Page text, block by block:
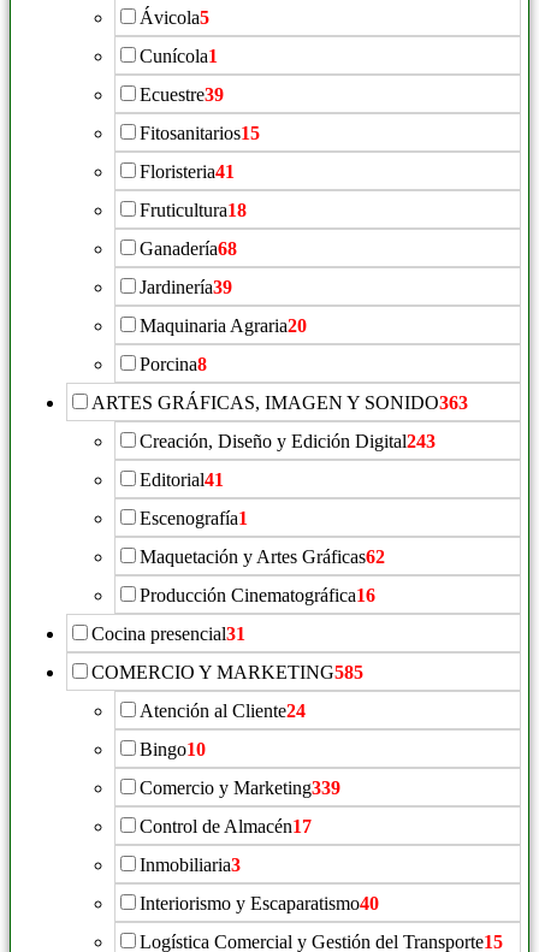
Ávicola5
Cunícola1
Ecuestre39
Fitosanitarios15
Floristeria41
Fruticultura18
Ganadería68
Jardinería39
Maquinaria Agraria20
Porcina8
ARTES GRÁFICAS, IMAGEN Y SONIDO363
Creación, Diseño y Edición Digital243
Editorial41
Escenografía1
Maquetación y Artes Gráficas62
Producción Cinematográfica16
Cocina presencial31
COMERCIO Y MARKETING585
Atención al Cliente24
Bingo10
Comercio y Marketing339
Control de Almacén17
Inmobiliaria3
Interiorismo y Escaparatismo40
Logística Comercial y Gestión del Transporte15